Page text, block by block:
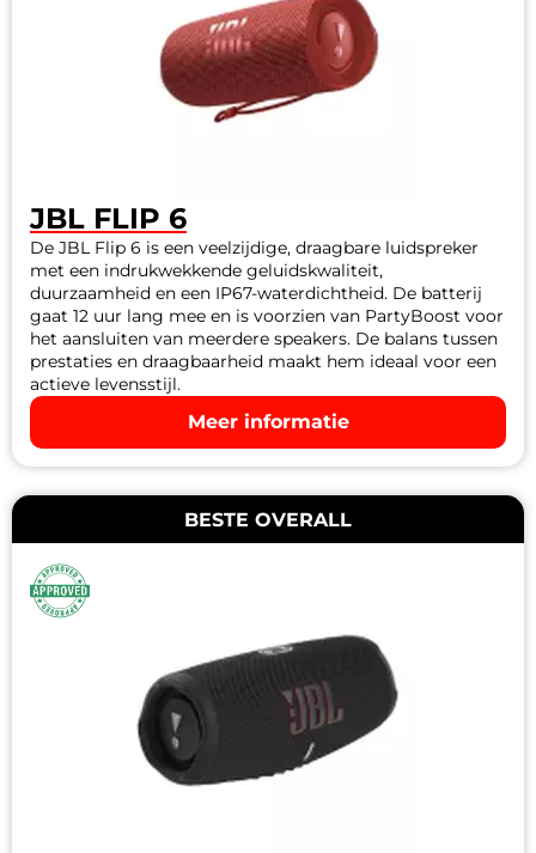
JBL FLIP 6
De JBL Flip 6 is een veelzijdige, draagbare luidspreker
met een indrukwekkende geluidskwaliteit,
duurzaamheid en een IP67-waterdichtheid. De batterij
gaat 12 uur lang mee en is voorzien van PartyBoost voor
het aansluiten van meerdere speakers. De balans tussen
prestaties en draagbaarheid maakt hem ideaal voor een
actieve levensstijl.
Meer informatie
BESTE OVERALL